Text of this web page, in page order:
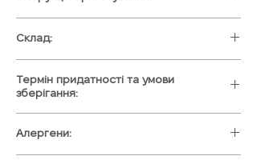
та залий гарячим молочком🍶
2)Спостерігай як луськає какао-планета
😍
3)Гарненько перемішай🥄
Склад:
Сублімована кава, повітряний рис в
шоколаді, маршмелоу, чорна шоколадна
глазур, харчовий барвник.
"Повітряна кава"
Термін придатності та умови
зберігання:
замовлення, на протязі 1 дня, та одразу
ж відправляємо, щоб всі наші клієнти
Алергени: